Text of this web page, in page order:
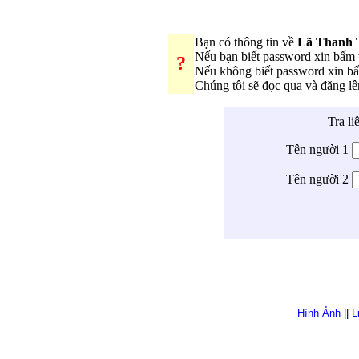
?
Bạn có thông tin về Lã Thanh
Nếu bạn biết password xin
Nếu không biết password xin
Chúng tôi sẽ đọc qua và đăng
Tra
Tên người 1
Tên người 2
Hình Ảnh